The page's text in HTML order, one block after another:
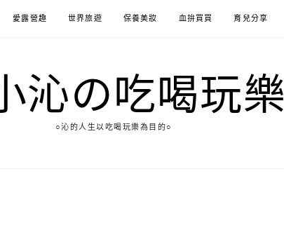
愛露營趣 世界旅遊 保養美妝 血拚買買 育兒分享
沁の吃喝玩樂
○沁的人生以吃喝玩樂為目的○